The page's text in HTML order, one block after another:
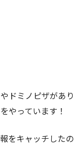
ドミノピザがあり
やっています！
をキャッチしたの